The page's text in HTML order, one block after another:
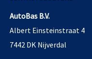
AutoBas B.V.
Albert Einsteinstraat 4
7442 DK Nijverdal